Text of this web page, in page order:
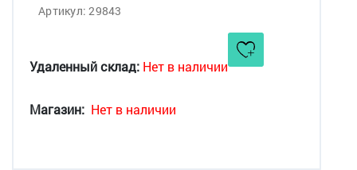
Артикул: 29843
Удаленный склад: Нет в наличии
Магазин: Нет в наличии